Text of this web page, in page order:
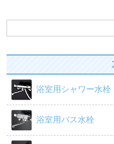
e
b
o
o
k
er
浴室用シャワー水栓
浴室用バス水栓